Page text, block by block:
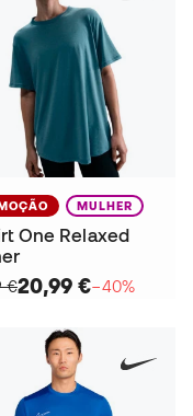
MULHER
One Relaxed
€20,99 €−40%